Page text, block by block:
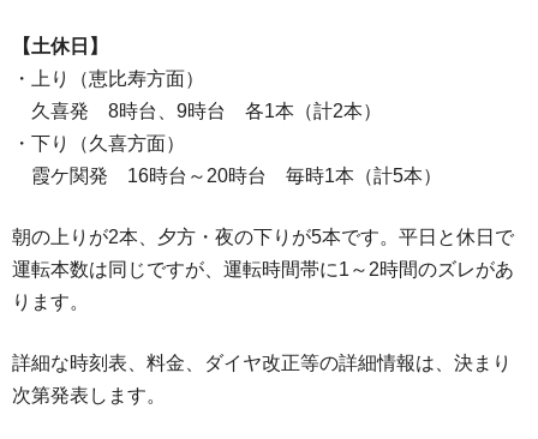
【土休日】
・上り（恵比寿方面）
久喜発 8時台、9時台 各1本（計2本）
・下り（久喜方面）
霞ケ関発 16時台～20時台 毎時1本（計5本）
朝の上りが2本、夕方・夜の下りが5本です。平日と休日で
運転本数は同じですが、運転時間帯に1～2時間のズレがあ
ります。
詳細な時刻表、料金、ダイヤ改正等の詳細情報は、決まり
次第発表します。